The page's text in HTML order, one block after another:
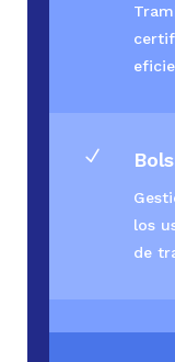
N
los
de